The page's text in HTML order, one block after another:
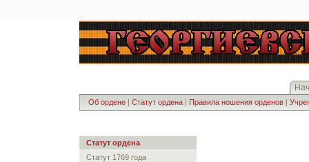
Об ордене | Статут ордена | Правила ношения орденов |
Статут ордена
Статут 1769 года